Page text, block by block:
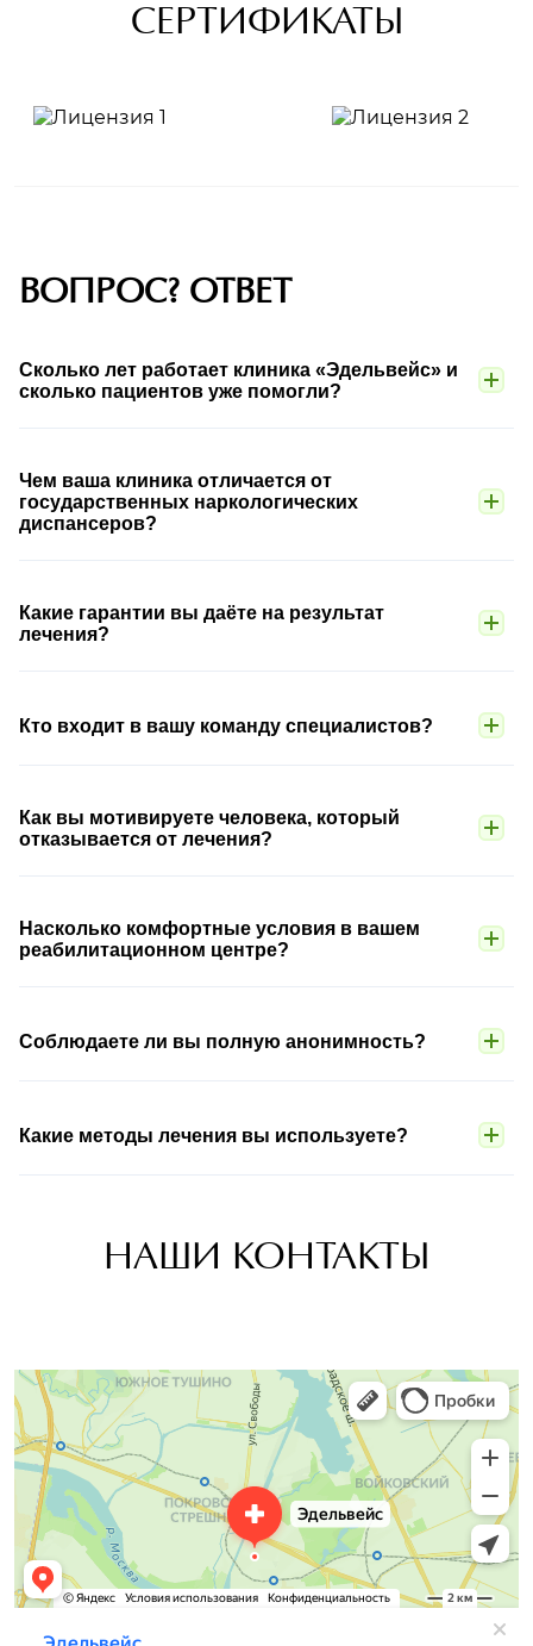
СЕРТИФИКАТЫ
ВОПРОС? ОТВЕТ
Сколько лет работает клиника «Эдельвейс» и
сколько пациентов уже помогли?
Чем ваша клиника отличается от
государственных наркологических
диспансеров?
Какие гарантии вы даёте на результат
лечения?
Кто входит в вашу команду специалистов?
Как вы мотивируете человека, который
отказывается от лечения?
Насколько комфортные условия в вашем
реабилитационном центре?
Соблюдаете ли вы полную анонимность?
Какие методы лечения вы используете?
НАШИ КОНТАКТЫ